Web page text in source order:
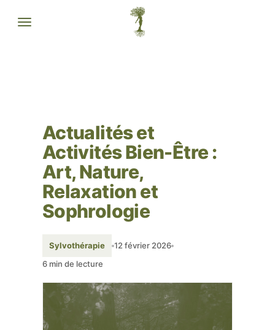
Actualités et
Activités Bien-Être :
Art, Nature,
Relaxation et
Sophrologie
Sylvothérapie
12 février 2026
6 min de lecture